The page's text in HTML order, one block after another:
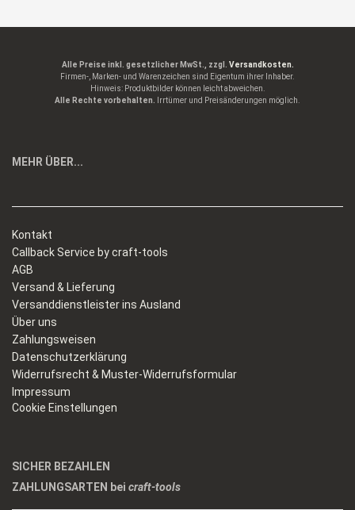
Alle Preise inkl. gesetzlicher MwSt., zzgl. Versandkosten.
Firmen-, Marken- und Warenzeichen sind Eigentum ihrer Inhaber.
Hinweis: Produktbilder können leicht abweichen.
Alle Rechte vorbehalten. Irrtümer und Preisänderungen möglich.
MEHR ÜBER...
Kontakt
Callback Service by craft-tools
AGB
Versand & Lieferung
Versanddienstleister ins Ausland
Über uns
Zahlungsweisen
Datenschutzerklärung
Widerrufsrecht & Muster-Widerrufsformular
Impressum
Cookie Einstellungen
SICHER BEZAHLEN
ZAHLUNGSARTEN bei craft-tools